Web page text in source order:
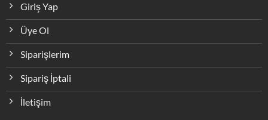
Giriş Yap
Üye Ol
Siparişlerim
Sipariş İptali
İletişim